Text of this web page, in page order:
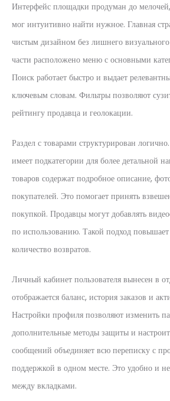
Интерфейс площадки продуман до
мог интуитивно найти нужное. Главная
чистым дизайном без лишнего
части расположено меню с основными
Поиск работает быстро и выдает
ключевым словам. Фильтры позволяют
рейтингу продавца и геолокации.
Раздел с товарами структурирован
имеет подкатегории для более детальной
товаров содержат подробное описание,
покупателей. Это помогает принять
покупкой. Продавцы могут добавлять
по использованию. Такой подход
количество возвратов.
Личный кабинет пользователя вынесен в
отображается баланс, история заказов и
Настройки профиля позволяют изменить
дополнительные методы защиты и
сообщений объединяет всю переписку с
поддержкой в одном месте. Это удобно и
между вкладками.